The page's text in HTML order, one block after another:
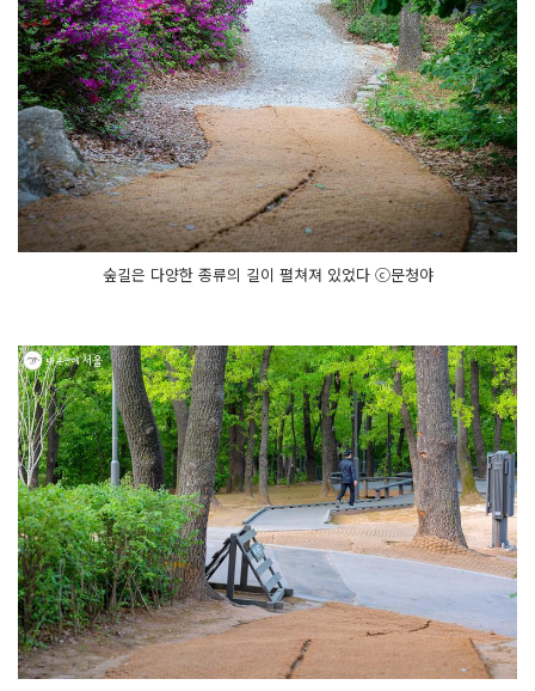
숲길은 다양한 종류의 길이 펼쳐져 있었다 ⓒ문청야